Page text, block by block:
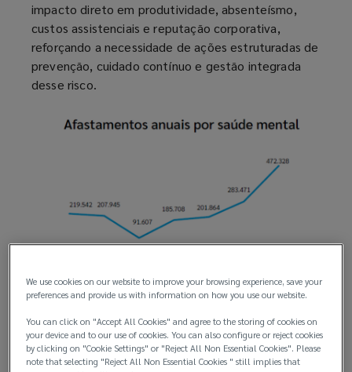
impacto direto em produtividade, absenteísmo,
custos assistenciais e reputação corporativa,
reforçando a necessidade de ações estruturadas de
prevenção, cuidado contínuo e gestão integrada
desse risco.
As cinco principais doenças que motivaram esses
porém com aumentos relevantes de um ano para o
outro. Além do maior número de casos, houve
crescimento na gravidade dos quadros e no tempo
We use cookies on our website to improve your browsing experience, save your
preferences and provide us with information on how you use our website.
You can click on "Accept All Cookies" and agree to the storing of cookies on
your device and to our use of cookies. You can also configure or reject cookies
by clicking on "Cookie Settings" or "Reject All Non Essential Cookies". Please
note that selecting "Reject All Non Essential Cookies " still implies that